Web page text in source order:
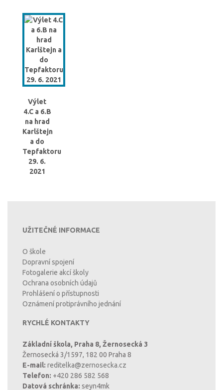
Výlet
4.C a 6.B
na hrad
Karlštejn
a do
Tepfaktoru
29. 6.
2021
UŽITEČNÉ INFORMACE
O škole
Dopravní spojení
Fotogalerie akcí školy
Ochrana osobních údajů
Prohlášení o přístupnosti
Oznámení protiprávního jednání
RYCHLÉ KONTAKTY
Základní škola, Praha 8, Žernosecká 3
Žernosecká 3/1597, 182 00 Praha 8
E-mail: reditelka@zernosecka.cz
Telefon: +420 286 582 568
Datová schránka: seyn4mk